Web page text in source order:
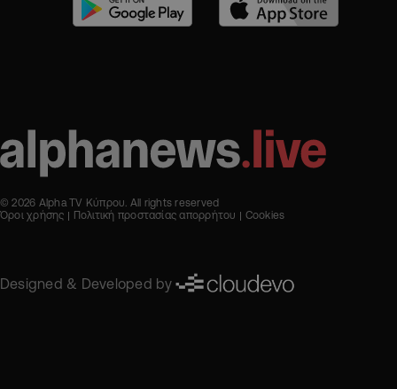
© 2026 Alpha TV Κύπρου. All rights reserved
Όροι χρήσης
Πολιτική προστασίας απορρήτου Cookies
Designed & Developed by